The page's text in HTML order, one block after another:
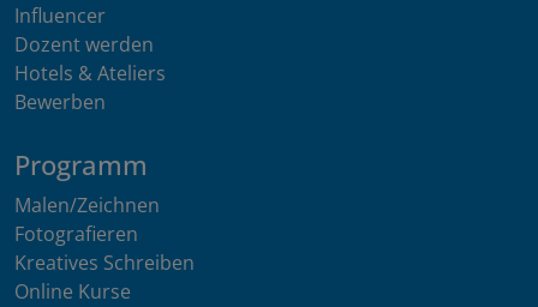
Influencer
Dozent werden
Hotels & Ateliers
Bewerben
Programm
Malen/Zeichnen
Fotografieren
Kreatives Schreiben
Online Kurse